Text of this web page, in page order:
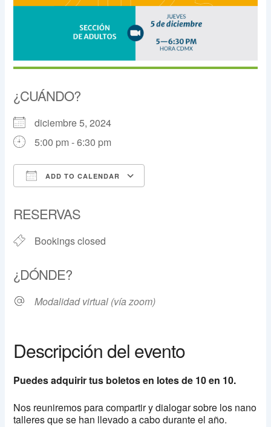
diciembre 5, 2024
5:00 pm - 6:30 pm
ADD TO CALENDAR
Bookings closed
Modalidad virtual (vía zoom)
Descripción del evento
Puedes adquirir tus boletos en lotes de 10 en 10.
Nos reuniremos para compartir y dialogar sobre los nano
talleres que se han llevado a cabo durante el año.